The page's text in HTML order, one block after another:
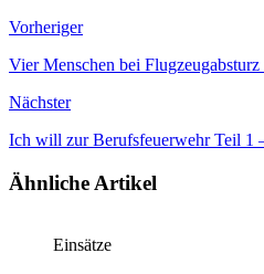
Vorheriger
Vier Menschen bei
Nächster
Ich will zur Berufsfeuerwehr Teil 1
Ähnliche Artikel
Einsätze